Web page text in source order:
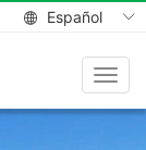
Español